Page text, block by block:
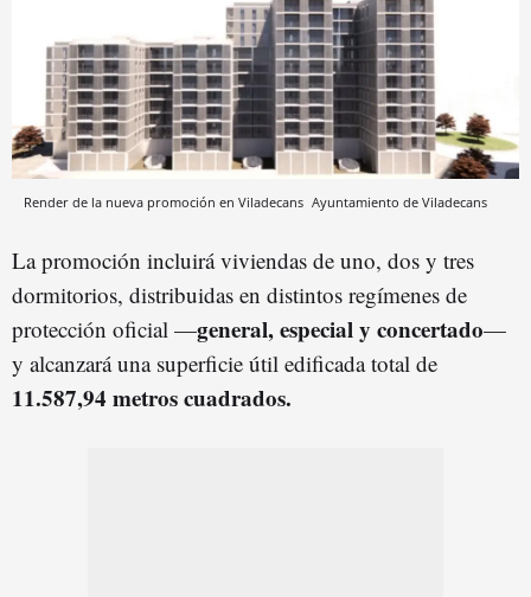
Render de la nueva promoción en Viladecans Ayuntamiento de Viladecans
La promoción incluirá viviendas de uno, dos y tres
dormitorios, distribuidas en distintos regímenes de
protección oficial —general, especial y concertado—
y alcanzará una superficie útil edificada total de
11.587,94 metros cuadrados.